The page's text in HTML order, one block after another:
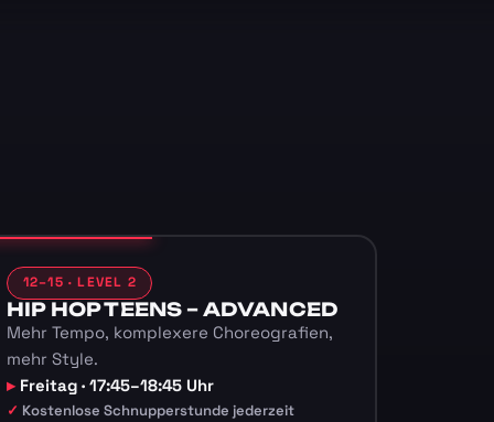
12–15 · LEVEL 2
HIP HOP TEENS – ADVANCED
Mehr Tempo, komplexere Choreografien,
mehr Style.
Freitag · 17:45–18:45 Uhr
Kostenlose Schnupperstunde jederzeit